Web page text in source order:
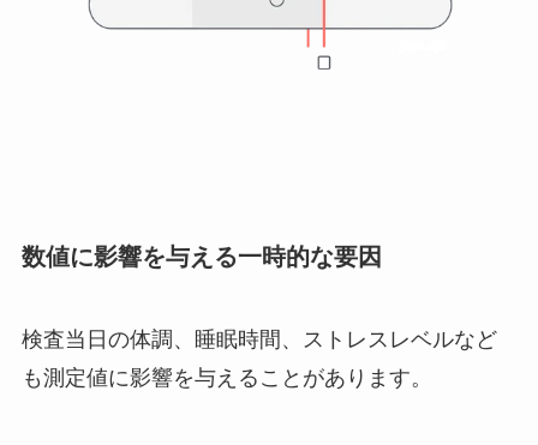
数値に影響を与える一時的な要因
検査当日の体調、睡眠時間、ストレスレベルなど
も測定値に影響を与えることがあります。